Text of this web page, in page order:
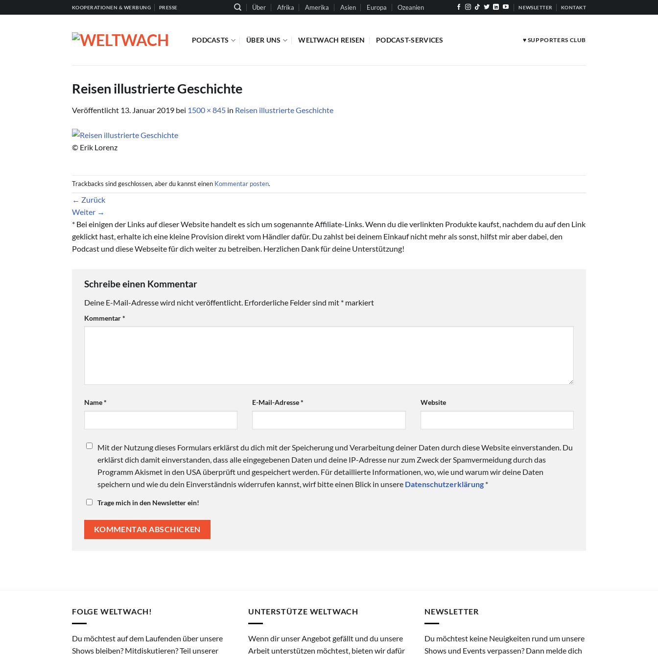
Inhalt
KOOPERATIONEN & WERBUNG PRESSE Über Afrika Amerika Asien Europa Ozeanien NEWSLETTER KONTAKT
PODCASTS ÜBER UNS WELTWACH REISEN PODCAST-SERVICES ♥ SUPPORTERS CLUB
Reisen illustrierte Geschichte
Veröffentlicht 13. Januar 2019 bei 1500 × 845 in Reisen illustrierte Geschichte
© Erik Lorenz
Trackbacks sind geschlossen, aber du kannst einen Kommentar posten.
← Zurück
Weiter →
* Bei einigen der Links auf dieser Website handelt es sich um sogenannte Affiliate-Links. Wenn du die verlinkten Produkte kaufst, nachdem du auf den Link
geklickt hast, erhalte ich eine kleine Provision direkt vom Händler dafür. Du zahlst bei deinem Einkauf nicht mehr als sonst, hilfst mir aber dabei, den
Podcast und diese Webseite für dich weiter zu betreiben. Herzlichen Dank für deine Unterstützung!
Schreibe einen Kommentar
Deine E-Mail-Adresse wird nicht veröffentlicht. Erforderliche Felder sind mit * markiert
Kommentar*
Name* E-Mail-Adresse* Website
Mit der Nutzung dieses Formulars erklärst du dich mit der Speicherung und Verarbeitung deiner Daten durch diese Website einverstanden. Du
erklärst dich damit einverstanden, dass alle eingegebenen Daten und deine IP-Adresse nur zum Zweck der Spamvermeidung durch das
Programm Akismet in den USA überprüft und gespeichert werden. Für detaillierte Informationen, wo, wie und warum wir deine Daten
speichern und wie du dein Einverständnis widerrufen kannst, wirf bitte einen Blick in unsere Datenschutzerklärung *
Trage mich in den Newsletter ein!
FOLGE WELTWACH!
Du möchtest auf dem Laufenden über unsere
Shows bleiben? Mitdiskutieren? Teil unserer
UNTERSTÜTZE WELTWACH
Wenn dir unser Angebot gefällt und du unsere
Arbeit unterstützen möchtest, bieten wir dafür
NEWSLETTER
Du möchtest keine Neuigkeiten rund um unsere
Shows und Events verpassen? Dann melde dich